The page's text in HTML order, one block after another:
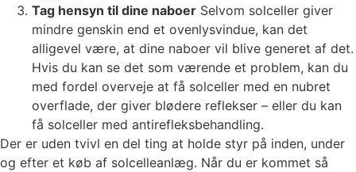
Tag hensyn til dine naboer Selvom solceller giver
mindre genskin end et ovenlysvindue, kan det
alligevel være, at dine naboer vil blive generet af det.
Hvis du kan se det som værende et problem, kan du
med fordel overveje at få solceller med en nubret
overflade, der giver blødere reflekser – eller du kan
få solceller med antirefleksbehandling.
Der er uden tvivl en del ting at holde styr på inden, under
og efter et køb af solcelleanlæg. Når du er kommet så